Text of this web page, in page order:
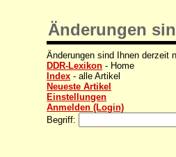
Änderungen
Änderungen sind Ihnen derzeit
DDR-Lexikon - Home
Index - alle Artikel
Neueste Artikel
Einstellungen
Anmelden (Login)
Begriff: